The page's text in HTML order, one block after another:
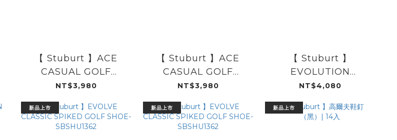
【 Stuburt 】ACE
CASUAL GOLF
SHOE-SBSHU1298
NT$3,980
【 Stuburt 】ACE
CASUAL GOLF
SHOE-SBSHU1298
NT$3,980
【 Stuburt 】
EVOLUTION
CASUAL GOLF
NT$4,080
新品上市 新品上市 新品上市